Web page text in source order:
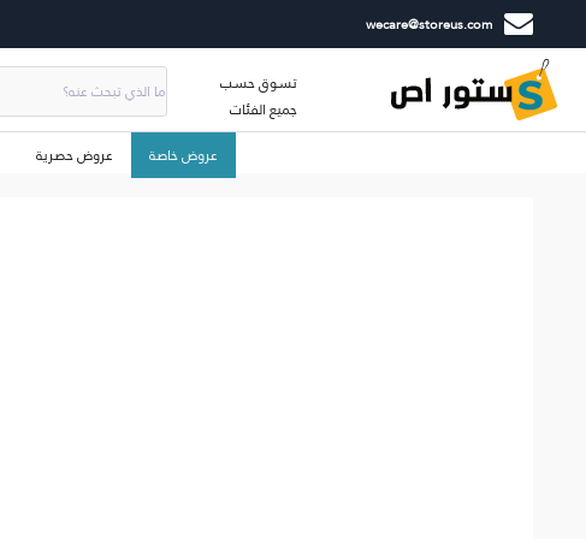
wecare@storeus.com
تسوق حسب
جميع الفئات
عروض خاصة عروض حصرية